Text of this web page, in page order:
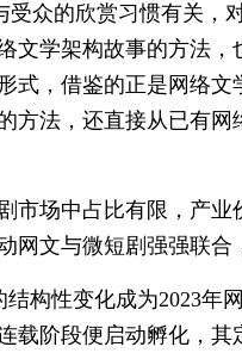
受众的欣赏习惯有关，
文学架构故事的方法
式，借鉴的正是网络
方法，还直接从已有
市场中占比有限，产
网文与微短剧强强联合
构性变化成为2023年
载阶段便启动孵化，